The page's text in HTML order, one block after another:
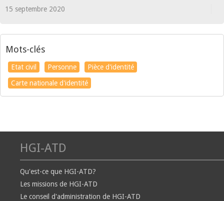
15 septembre 2020
Mots-clés
Etat civil Personne
Pièce d'identité
Carte nationale d'identité
HGI-ATD
Qu'est-ce que HGI-ATD?
Les missions de HGI-ATD
Le conseil d'administration de HGI-ATD